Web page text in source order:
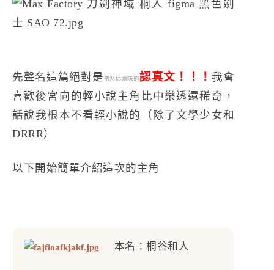
先聲名這篇絕對是 帶惡搞意味的認真文！！！我會
喜歡後宮向的輕小說主角比中樂透還稀奇，
話說我根本不看輕小說的（除了文學少女和
DRRR）
以下開始簡單介紹這次的主角
本名：桐谷和人